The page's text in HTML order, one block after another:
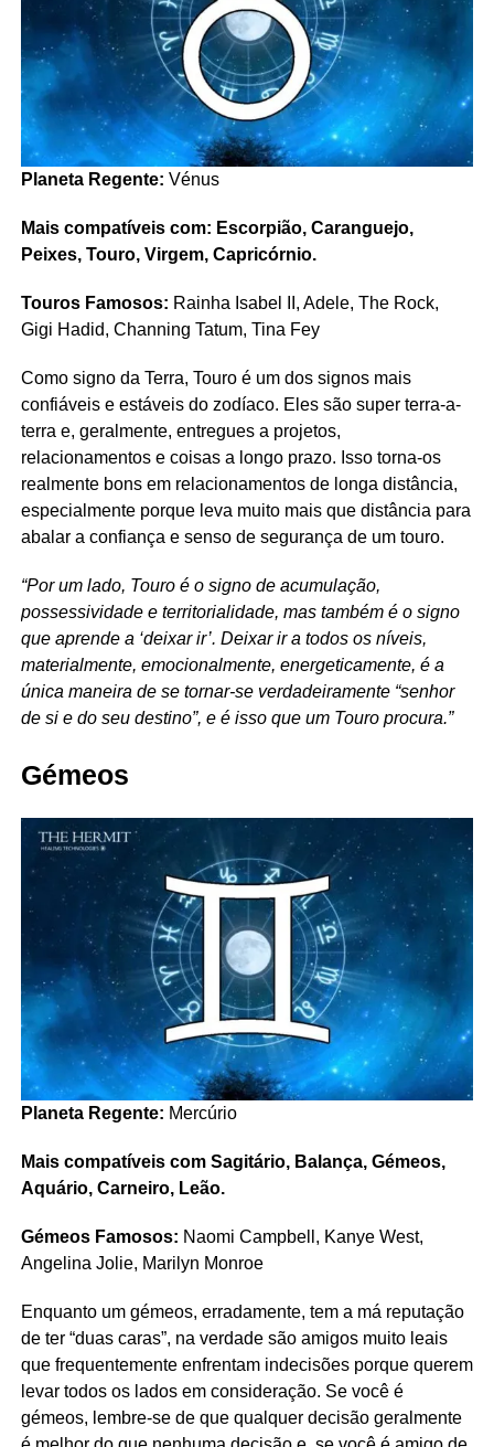
Planeta Regente: Vénus
Mais compatíveis com: Escorpião, Caranguejo,
Peixes, Touro, Virgem, Capricórnio.
Touros Famosos: Rainha Isabel II, Adele, The Rock,
Gigi Hadid, Channing Tatum, Tina Fey
Como signo da Terra, Touro é um dos signos mais
confiáveis e estáveis do zodíaco. Eles são super terra-a-
terra e, geralmente, entregues a projetos,
relacionamentos e coisas a longo prazo. Isso torna-os
realmente bons em relacionamentos de longa distância,
especialmente porque leva muito mais que distância para
abalar a confiança e senso de segurança de um touro.
“Por um lado, Touro é o signo de acumulação,
possessividade e territorialidade, mas também é o signo
que aprende a ‘deixar ir’. Deixar ir a todos os níveis,
materialmente, emocionalmente, energeticamente, é a
única maneira de se tornar-se verdadeiramente “senhor
de si e do seu destino”, e é isso que um Touro procura.”
Gémeos
Planeta Regente: Mercúrio
Mais compatíveis com Sagitário, Balança, Gémeos,
Aquário, Carneiro, Leão.
Gémeos Famosos: Naomi Campbell, Kanye West,
Angelina Jolie, Marilyn Monroe
Enquanto um gémeos, erradamente, tem a má reputação
de ter “duas caras”, na verdade são amigos muito leais
que frequentemente enfrentam indecisões porque querem
levar todos os lados em consideração. Se você é
gémeos, lembre-se de que qualquer decisão geralmente